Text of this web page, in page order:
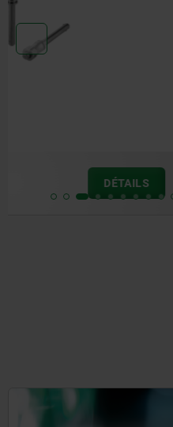
Goupille d'arrêt à
18,92 €
hors frais d’envoi